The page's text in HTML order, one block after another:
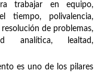
trabajar en equipo,
tiempo, polivalencia,
de problemas,
analítica, lealtad,
es uno de los pilares